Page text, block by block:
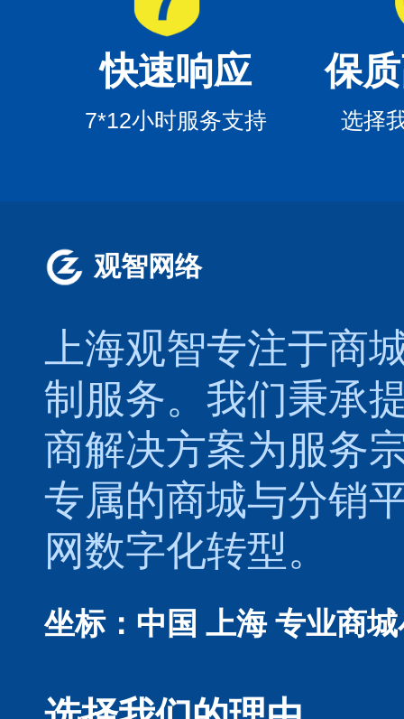
快速响应
7*12小时服务支持
保
选择
观智网络
上海观智专注于商
制 服务。我们秉承
商解决方案为服务
专属的商城与分销
网数字化转型。
坐标：中国 上海 专业商